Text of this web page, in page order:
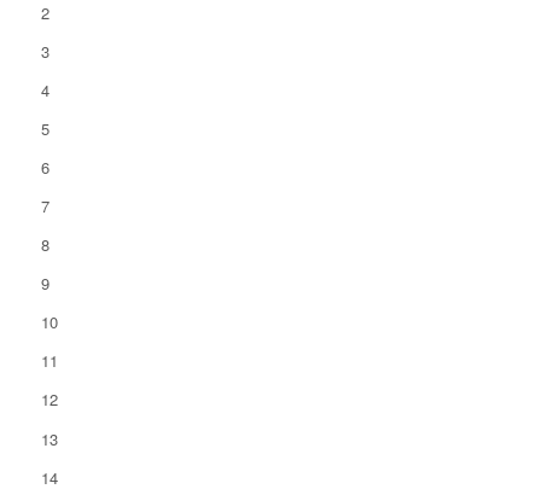
2
3
4
5
6
7
8
9
10
11
12
13
14